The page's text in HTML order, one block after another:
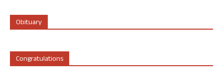
Obituary
Congratulations